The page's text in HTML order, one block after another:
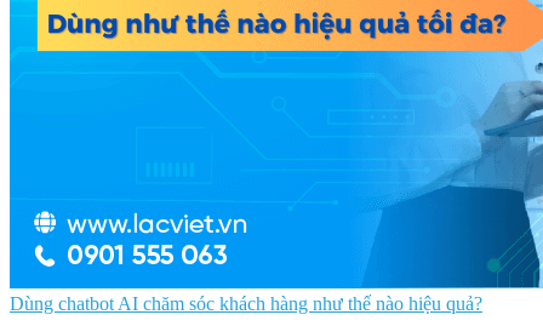
Dùng chatbot AI chăm sóc khách hàng như thế nào hiệu quả?